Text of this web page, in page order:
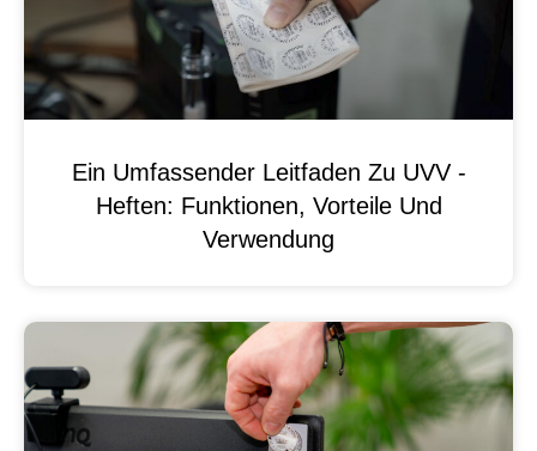
Ein Umfassender Leitfaden Zu UVV -
Heften: Funktionen, Vorteile Und
Verwendung